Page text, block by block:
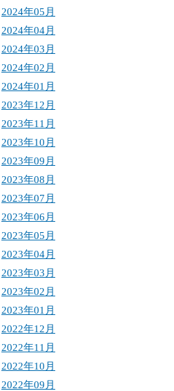
2024年05月
2024年04月
2024年03月
2024年02月
2024年01月
2023年12月
2023年11月
2023年10月
2023年09月
2023年08月
2023年07月
2023年06月
2023年05月
2023年04月
2023年03月
2023年02月
2023年01月
2022年12月
2022年11月
2022年10月
2022年09月